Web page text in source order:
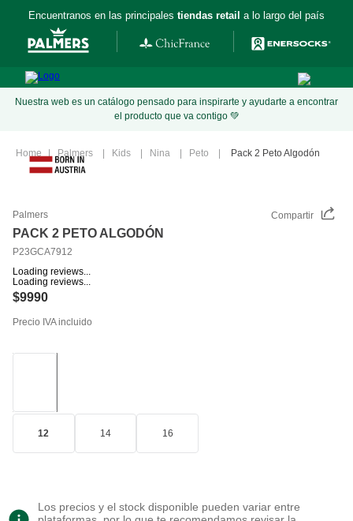
Encuentranos en las principales tiendas retail a lo largo del país
Nuestra web es un catálogo pensado para inspirarte y ayudarte a encontrar
el producto que va contigo 💚
Palmers Kids Nina Peto Pack 2 Peto Algodón
Palmers Compartir
PACK 2 PETO ALGODÓN
P23GCA7912
Loading reviews...
Loading reviews...
$9990
Precio IVA incluido
12 14 16
Los precios y el stock disponible pueden variar entre